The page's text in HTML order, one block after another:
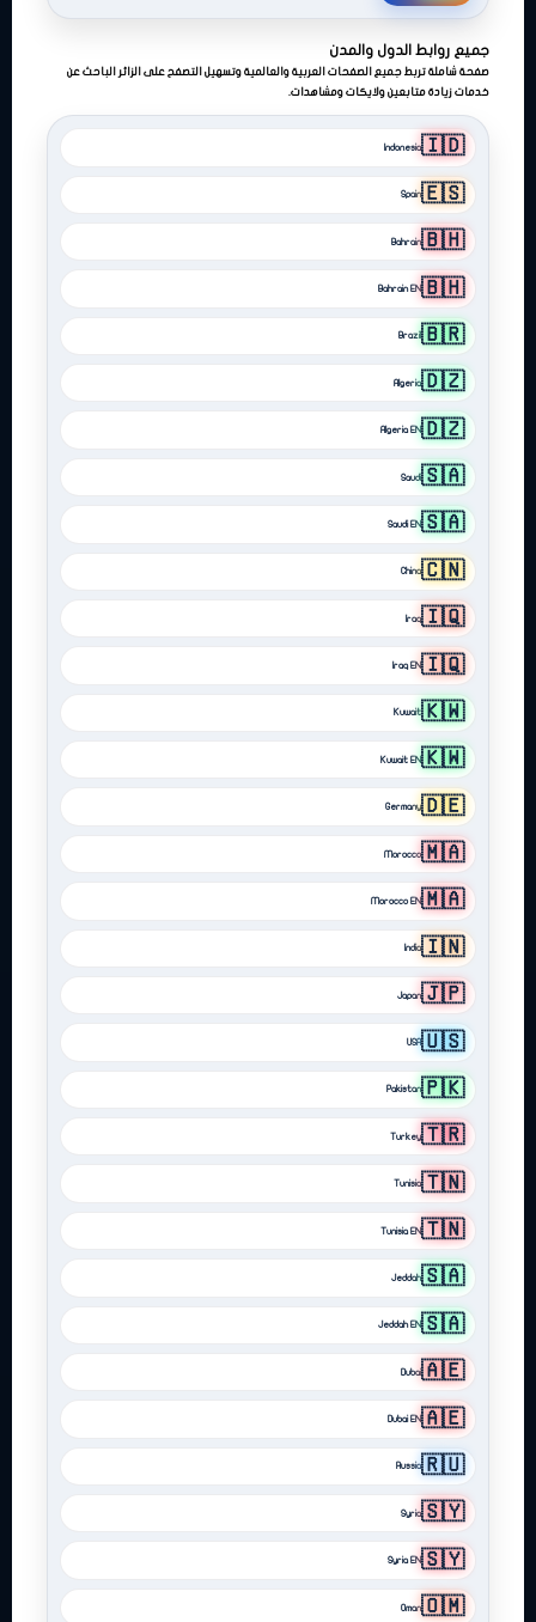
جميع روابط الدول والمدن
صفحة شاملة تربط جميع الصفحات العربية والعالمية وتسهيل التصفح على الزائر الباحث عن
خدمات زيادة متابعين ولايكات ومشاهدات.
🇮🇩
Indonesia
🇪🇸
Spain
🇧🇭
Bahrain
🇧🇭
Bahrain EN
🇧🇷
Brazil
🇩🇿
Algeria
🇩🇿
Algeria EN
🇸🇦
Saudi
🇸🇦
Saudi EN
🇨🇳
China
🇮🇶
Iraq
🇮🇶
Iraq EN
🇰🇼
Kuwait
🇰🇼
Kuwait EN
🇩🇪
Germany
🇲🇦
Morocco
🇲🇦
Morocco EN
🇮🇳
India
🇯🇵
Japan
🇺🇸
USA
🇵🇰
Pakistan
🇹🇷
Turkey
🇹🇳
Tunisia
🇹🇳
Tunisia EN
🇸🇦
Jeddah
🇸🇦
Jeddah EN
🇦🇪
Dubai
🇦🇪
Dubai EN
🇷🇺
Russia
🇸🇾
Syria
🇸🇾
Syria EN
🇴🇲
Oman